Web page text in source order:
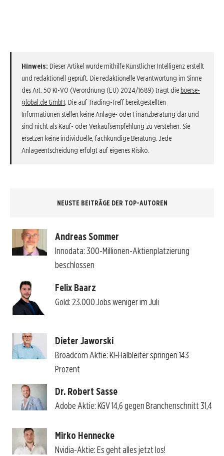
Hinweis: Dieser Artikel wurde mithilfe Künstlicher Intelligenz erstellt
und redaktionell geprüft. Die redaktionelle Verantwortung im Sinne
des Art. 50 KI-VO (Verordnung (EU) 2024/1689) trägt die boerse-
global.de GmbH. Die auf Trading-Treff bereitgestellten
Informationen stellen keine Anlage- oder Finanzberatung dar und
sind nicht als Kauf- oder Verkaufsempfehlung zu verstehen. Sie
ersetzen keine individuelle, fachkundige Beratung. Jede
Anlageentscheidung erfolgt auf eigenes Risiko.
NEUSTE BEITRÄGE DER TOP-AUTOREN
Andreas Sommer
Innodata: 300-Millionen-Aktienplatzierung
beschlossen
Felix Baarz
Gold: 23.000 Jobs weniger im Juli
Dieter Jaworski
Broadcom Aktie: KI-Halbleiter springen 143
Prozent
Dr. Robert Sasse
Adobe Aktie: KGV 14,6 gegen Branchenschnitt 31,4
Mirko Hennecke
Nvidia-Aktie: Es geht alles jetzt los!